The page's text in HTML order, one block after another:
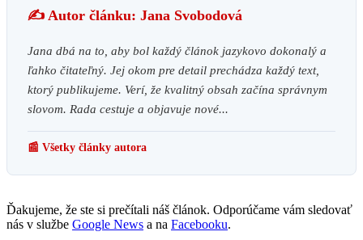
✍️ Autor článku: Jana Svobodová
Jana dbá na to, aby bol každý článok jazykovo dokonalý a
ľahko čitateľný. Jej okom pre detail prechádza každý text,
ktorý publikujeme. Verí, že kvalitný obsah začína správnym
slovom. Rada cestuje a objavuje nové...
📰 Všetky články autora
Ďakujeme, že ste si prečítali náš článok. Odporúčame vám sledovať
nás v službe Google News a na Facebooku.